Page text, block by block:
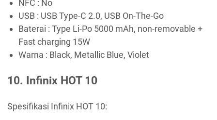
NFC : No
USB : USB Type-C 2.0, USB On-The-Go
Baterai : Type Li-Po 5000 mAh, non-removable +
Fast charging 15W
Warna : Black, Metallic Blue, Violet
10. Infinix HOT 10
Spesifikasi Infinix HOT 10: